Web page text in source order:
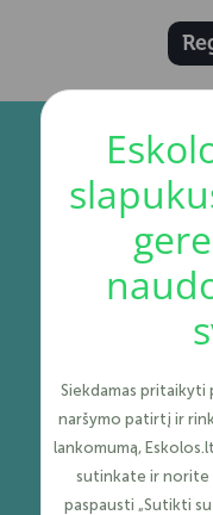
visada
kalba.
Siekdamas pritaikyti
naršymo patirtį ir
lankomumą,
sutinkate ir norite
paspausti „Sutikti